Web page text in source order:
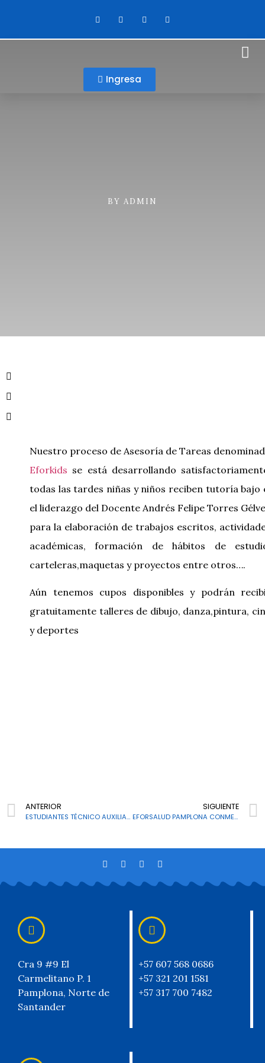
Ingresa
BY ADMIN
Nuestro proceso de Asesoría de Tareas
Eforkids se está desarrollando
todas las tardes niñas y niños reciben tutoría bajo
el liderazgo del Docente Andrés Felipe Torres
para la elaboración de trabajos escritos,
académicas, formación de hábitos de
carteleras,maquetas y proyectos entre otros….
Aún tenemos cupos disponibles y podrán
gratuitamente talleres de dibujo, danza,pintura,
y deportes
ANTERIOR
ESTUDIANTES TÉCNICO AUXILIAR EN SERVICIOS FARMACÉUTICOS, APRENDEN JUGANDO
SIGUIENTE
EFORSALUD PAMPLONA CONMEMORA DIA INTERNACIONAL DE LA MUJER
Cra 9 #9 El
Carmelitano P. 1
Pamplona, Norte de
Santander
+57 607 568 0686
+57 321 201 1581
+57 317 700 7482